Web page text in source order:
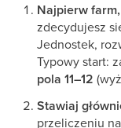
Najpierw
zdecydujesz
Jednostek,
Typowy start:
pola 11–12
Stawiaj
przeliczeniu